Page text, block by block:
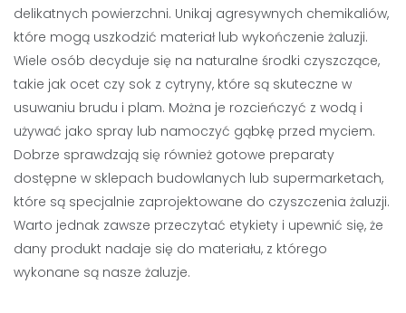
delikatnych powierzchni. Unikaj agresywnych chemikaliów,
które mogą uszkodzić materiał lub wykończenie żaluzji.
Wiele osób decyduje się na naturalne środki czyszczące,
takie jak ocet czy sok z cytryny, które są skuteczne w
usuwaniu brudu i plam. Można je rozcieńczyć z wodą i
używać jako spray lub namoczyć gąbkę przed myciem.
Dobrze sprawdzają się również gotowe preparaty
dostępne w sklepach budowlanych lub supermarketach,
które są specjalnie zaprojektowane do czyszczenia żaluzji.
Warto jednak zawsze przeczytać etykiety i upewnić się, że
dany produkt nadaje się do materiału, z którego
wykonane są nasze żaluzje.